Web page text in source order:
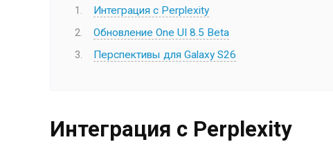
Интеграция с Perplexity
Обновление One UI 8.5 Beta
Перспективы для Galaxy S26
Интеграция с Perplexity